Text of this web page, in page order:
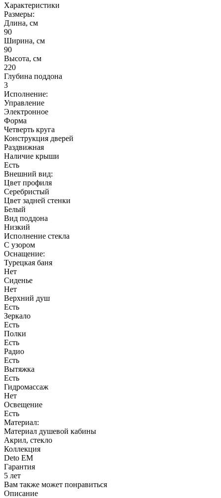
Характеристики
Размеры:
Длина, см
90
Ширина, см
90
Высота, см
220
Глубина поддона
3
Исполнение:
Управление
Электронное
Форма
Четверть круга
Конструкция дверей
Раздвижная
Наличие крыши
Есть
Внешний вид:
Цвет профиля
Серебристый
Цвет задней стенки
Белый
Вид поддона
Низкий
Исполнение стекла
С узором
Оснащение:
Турецкая баня
Нет
Сиденье
Нет
Верхний душ
Есть
Зеркало
Есть
Полки
Есть
Радио
Есть
Вытяжка
Есть
Гидромассаж
Нет
Освещение
Есть
Материал:
Материал душевой кабины
Акрил, стекло
Коллекция
Deto ЕМ
Гарантия
5 лет
Вам также может понравиться
Описание